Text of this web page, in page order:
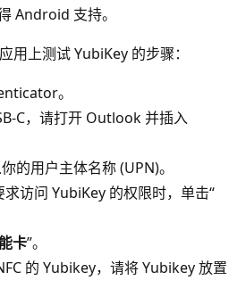
Android 支持。
上测试 YubiKey 的步骤：
。
C，请打开 Outlook 并插入
的用户主体名称 (UPN)。
求访问 YubiKey 的权限时，单击“
卡”。
的 Yubikey，请将 Yubikey 放置